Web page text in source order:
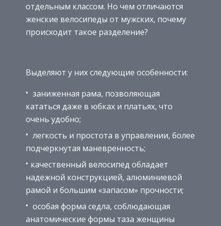
отдельным классом. Но чем отличаются
женские велосипеды от мужских, почему
происходит такое разделение?
Выделяют у них следующие особенности:
заниженная рама, позволяющая
кататься даже в юбках и платьях, что
очень удобно;
легкость и простота в управлении, более
подчеркнутая маневренность;
качественный велосипед обладает
надежной конструкцией, алюминиевой
рамой и большим «запасом» прочности;
особая форма седла, соблюдающая
анатомические формы таза женщины